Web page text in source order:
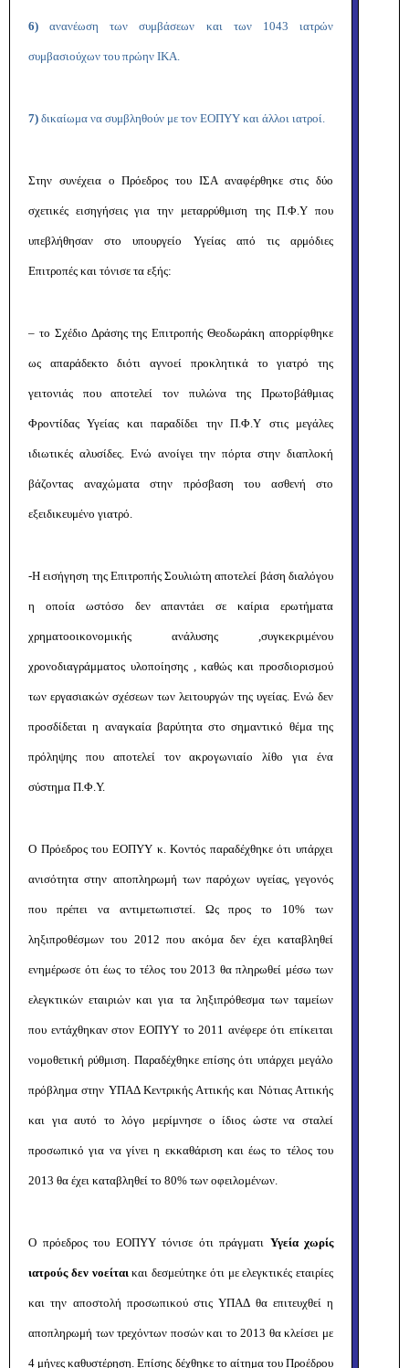
6) ανανέωση των συμβάσεων και των 1043 ιατρών
συμβασιούχων του πρώην ΙΚΑ.
7) δικαίωμα να συμβληθούν με τον ΕΟΠΥΥ και άλλοι ιατροί.
Στην συνέχεια ο Πρόεδρος του ΙΣΑ αναφέρθηκεστις δύο
σχετικές εισηγήσεις για την μεταρρύθμιση της Π.Φ.Υ που
υπεβλήθησαν στο υπουργείο Υγείας από τις αρμόδιες
Επιτροπές και τόνισε τα εξής:
– το Σχέδιο Δράσης της Επιτροπής Θεοδωράκη απορρίφθηκε
ως απαράδεκτο διότι αγνοεί προκλητικά το γιατρό της
γειτονιάς που αποτελεί τον πυλώνα της Πρωτοβάθμιας
Φροντίδας Υγείας και παραδίδει την Π.Φ.Υ στις μεγάλες
ιδιωτικές αλυσίδες. Ενώ ανοίγει την πόρτα στην διαπλοκή
βάζοντας αναχώματα στην πρόσβαση του ασθενή στο
εξειδικευμένο γιατρό.
-Η εισήγηση της Επιτροπής Σουλιώτη αποτελεί βάση διαλόγου
η οποία ωστόσο δεν απαντάει σε καίρια ερωτήματα
χρηματοοικονομικής ανάλυσης ,συγκεκριμένου
χρονοδιαγράμματος υλοποίησης , καθώς και προσδιορισμού
των εργασιακών σχέσεων των λειτουργών της υγείας. Ενώ δεν
προσδίδεται η αναγκαία βαρύτητα στο σημαντικό θέμα της
πρόληψης που αποτελεί τον ακρογωνιαίο λίθο για ένα
σύστημα Π.Φ.Υ.
Ο Πρόεδρος του ΕΟΠΥΥ κ. Κοντός παραδέχθηκε ότι υπάρχει
ανισότητα στην αποπληρωμή των παρόχων υγείας, γεγονός
που πρέπει να αντιμετωπιστεί. Ως προς το 10% των
ληξιπροθέσμων του 2012 που ακόμα δεν έχει καταβληθεί
ενημέρωσε ότι έως το τέλος του 2013 θα πληρωθεί μέσω των
ελεγκτικών εταιριών και για τα ληξιπρόθεσμα των ταμείων
που εντάχθηκαν στον ΕΟΠΥΥ το 2011 ανέφερε ότι επίκειται
νομοθετική ρύθμιση. Παραδέχθηκε επίσης ότι υπάρχει μεγάλο
πρόβλημα στην ΥΠΑΔ Κεντρικής Αττικής και Νότιας Αττικής
και για αυτό το λόγο μερίμνησε ο ίδιος ώστε να σταλεί
προσωπικό για να γίνει η εκκαθάριση και έως το τέλος του
2013 θα έχει καταβληθεί το 80% των οφειλομένων.
Ο πρόεδρος του ΕΟΠΥΥ τόνισε ότι πράγματι Υγεία χωρίς
ιατρούς δεν νοείταικαι δεσμεύτηκε ότι με ελεγκτικές εταιρίες
και την αποστολή προσωπικού στις ΥΠΑΔ θα επιτευχθεί η
αποπληρωμή των τρεχόντων ποσών και το 2013 θα κλείσει με
4 μήνες καθυστέρηση. Επίσης δέχθηκε το αίτημα του Προέδρου